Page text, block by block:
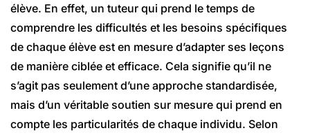
élève. En effet, un tuteur qui prend le temps de
comprendre les difficultés et les besoins spécifiques
de chaque élève est en mesure d’adapter ses leçons
de manière ciblée et efficace. Cela signifie qu’il ne
s’agit pas seulement d’une approche standardisée,
mais d’un véritable soutien sur mesure qui prend en
compte les particularités de chaque individu. Selon